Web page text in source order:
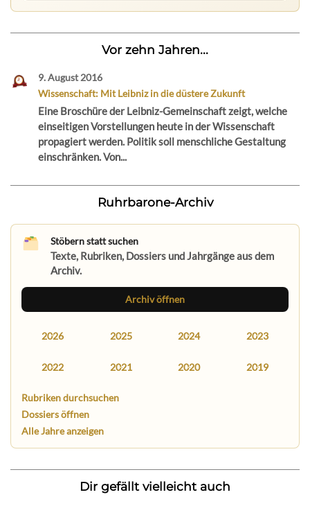
Vor zehn Jahren...
9. August 2016
Wissenschaft: Mit Leibniz in die düstere Zukunft
Eine Broschüre der Leibniz-Gemeinschaft zeigt, welche
einseitigen Vorstellungen heute in der Wissenschaft
propagiert werden. Politik soll menschliche Gestaltung
einschränken. Von...
Ruhrbarone-Archiv
Stöbern statt suchen
Texte, Rubriken, Dossiers und Jahrgänge aus dem
Archiv.
Archiv öffnen
2026 2025 2024 2023
2022 2021 2020 2019
Rubriken durchsuchen
Dossiers öffnen
Alle Jahre anzeigen
Dir gefällt vielleicht auch